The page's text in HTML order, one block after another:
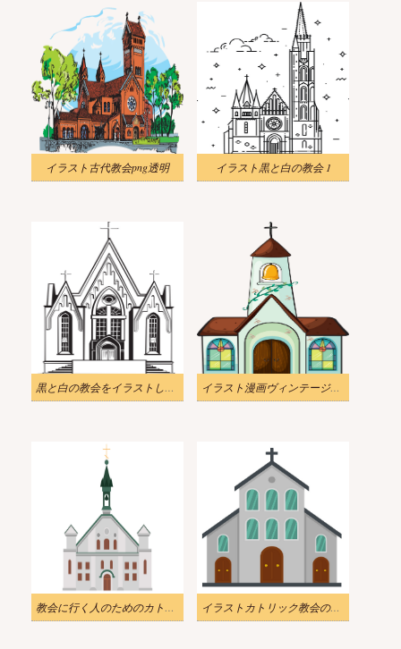
イラスト古代教会png透明 イラスト黒と白の教会 1
黒と白の教会をイラストします イラスト漫画ヴィンテージ教会png透明
教会に行く人のためのカトリック教会のイラストpng イラストカトリック教会のアイコンフラットスタイル